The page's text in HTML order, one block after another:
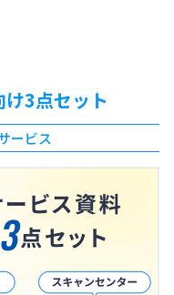
3点セット
ービス